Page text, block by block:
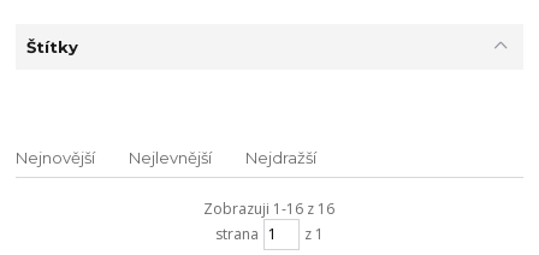
Štítky
Nejnovější Nejlevnější Nejdražší
Zobrazuji 1-16 z 16
strana
z 1